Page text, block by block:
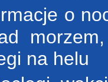
o
na helu